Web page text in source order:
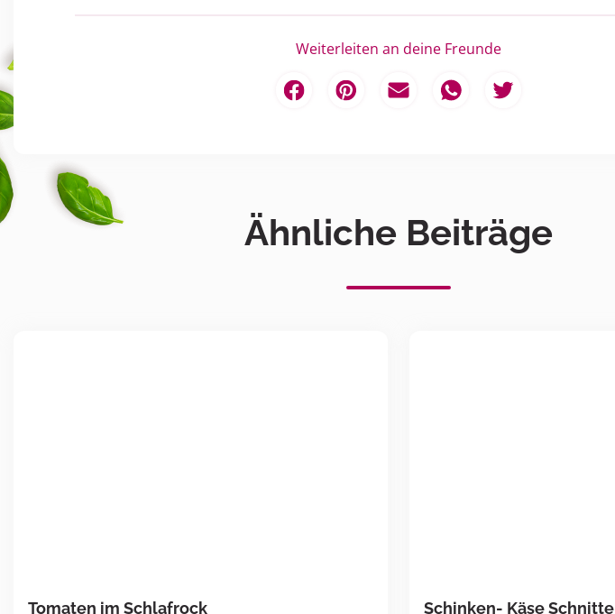
Weiterleiten an deine Freunde
Ähnliche Beiträge
Tomaten im Schlafrock Schinken- Käse Schnitte